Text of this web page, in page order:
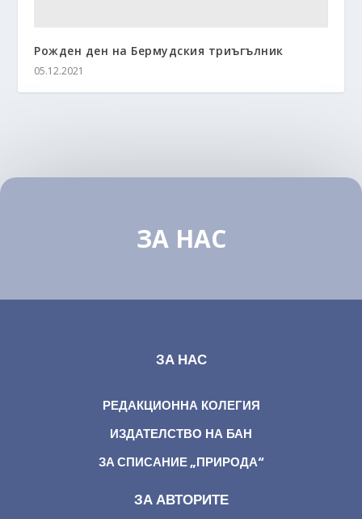
Рожден ден на Бермудския триъгълник
05.12.2021
ЗА НАС
ЗА НАС
РЕДАКЦИОННА КОЛЕГИЯ
ИЗДАТЕЛСТВО НА БАН
ЗА СПИСАНИЕ „ПРИРОДА“
ЗА АВТОРИТЕ